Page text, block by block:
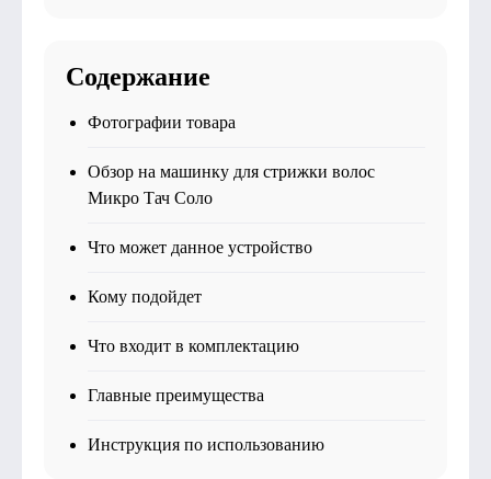
Содержание
Фотографии товара
Обзор на машинку для стрижки волос
Микро Тач Соло
Что может данное устройство
Кому подойдет
Что входит в комплектацию
Главные преимущества
Инструкция по использованию